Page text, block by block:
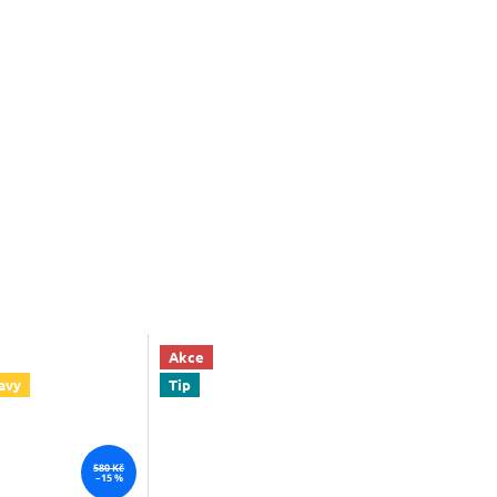
580 Kč
–15 %
Akce
Tip